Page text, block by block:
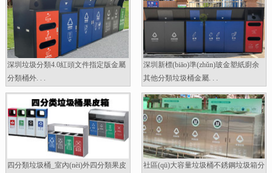
深圳垃圾分類4.0紅頭文件指定版金屬
分類桶外. . .
深圳新標(biāo)準(zhǔn)玻金塑紙廚余
其他分類垃圾桶金屬. . .
四分類垃圾桶_室內(nèi)外四分類果皮
社區(qū)大容量垃圾桶不銹鋼垃圾箱分